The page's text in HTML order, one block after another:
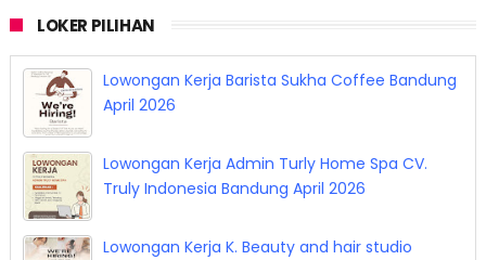
LOKER PILIHAN
Lowongan Kerja Barista Sukha Coffee Bandung
April 2026
Lowongan Kerja Admin Turly Home Spa CV.
Truly Indonesia Bandung April 2026
Lowongan Kerja K. Beauty and hair studio